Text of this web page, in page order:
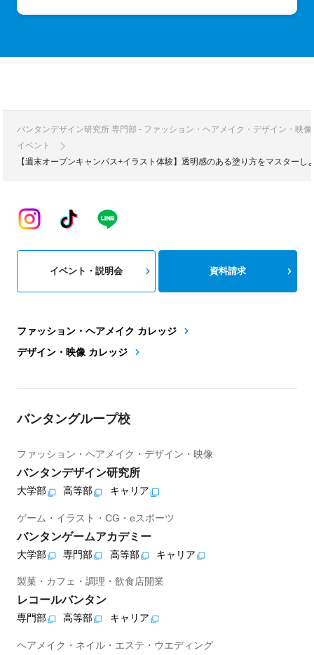
バンタンデザイン研究所 専門部 - ファッション・ヘアメイク・デザイン・映
イベント
【週末オープンキャンパス+イラスト体験】透明感のある塗り方をマスターし
ファッション・ヘアメイク カレッジ
デザイン・映像 カレッジ
イベント・説明会 資料請求
バンタングループ校
ファッション・ヘアメイク・デザイン・映像
バンタンデザイン研究所
大学部 高等部 キャリア
ゲーム・イラスト・CG・eスポーツ
バンタンゲームアカデミー
大学部 専門部 高等部 キャリア
製菓・カフェ・調理・飲食店開業
レコールバンタン
専門部 高等部 キャリア
ヘアメイク・ネイル・エステ・ウエディング